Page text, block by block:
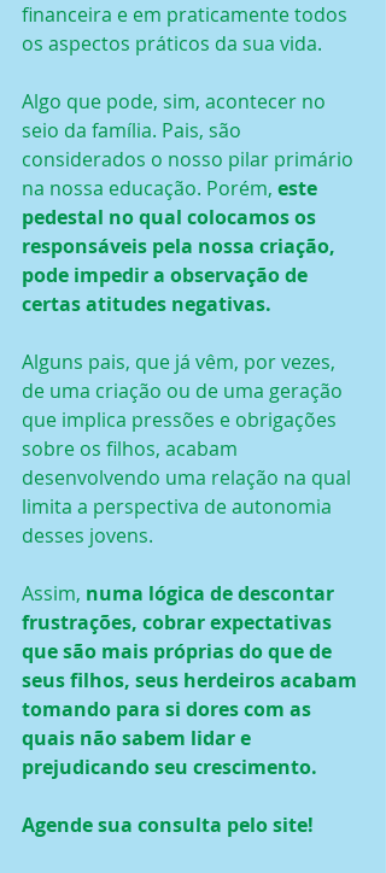
financeira e em praticamente todos
os aspectos práticos da sua vida.
Algo que pode, sim, acontecer no
seio da família. Pais, são
considerados o nosso pilar primário
na nossa educação. Porém, este
pedestal no qual colocamos os
responsáveis pela nossa criação,
pode impedir a observação de
certas atitudes negativas.
Alguns pais, que já vêm, por vezes,
de uma criação ou de uma geração
que implica pressões e obrigações
sobre os filhos, acabam
desenvolvendo uma relação na qual
limita a perspectiva de autonomia
desses jovens.
Assim, numa lógica de descontar
frustrações, cobrar expectativas
que são mais próprias do que de
seus filhos, seus herdeiros acabam
tomando para si dores com as
quais não sabem lidar e
prejudicando seu crescimento.
Agende sua consulta pelo site!